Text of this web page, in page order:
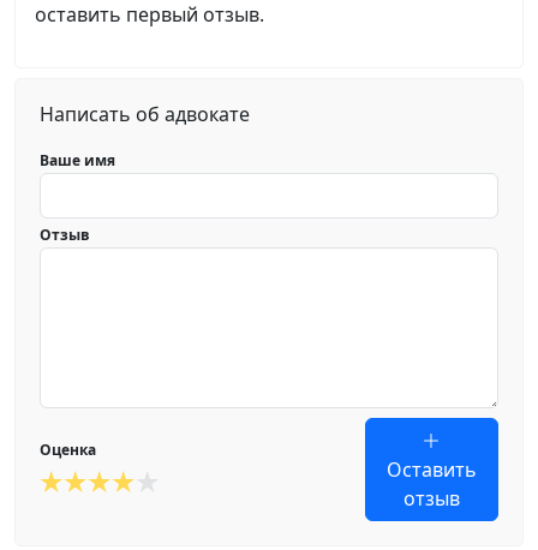
оставить первый отзыв.
Написать об адвокате
Ваше имя
Отзыв
Оценка
Оставить
отзыв